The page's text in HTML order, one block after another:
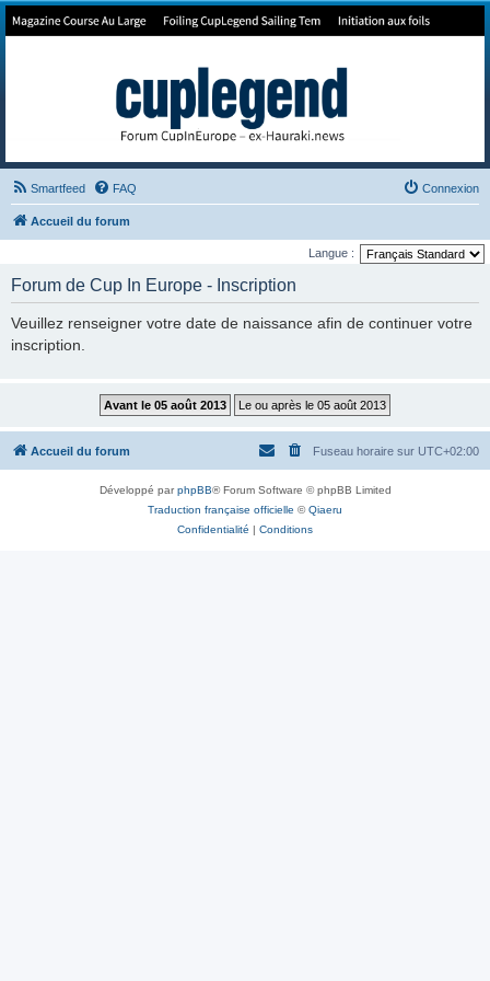
Forum de Cup In Europe
Smartfeed FAQ Connexion
Accueil du forum
Langue :
Forum de Cup In Europe - Inscription
Veuillez renseigner votre date de naissance afin de continuer votre
inscription.
Accueil du forum Fuseau horaire sur UTC+02:00
Développé parphpBB® Forum Software © phpBB Limited
Traduction française officielle ©Qiaeru
Confidentialité | Conditions